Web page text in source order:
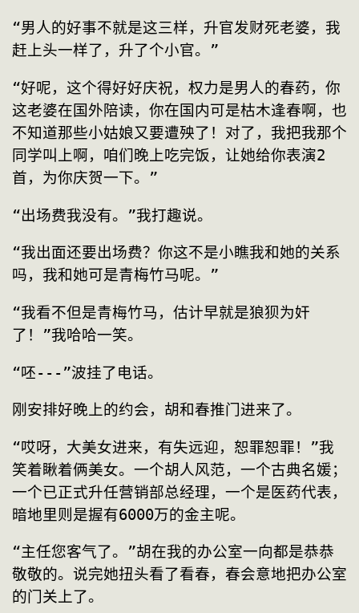
“男人的好事不就是这三样，升官发财死老婆，我
赶上头一样了，升了个小官。”
“好呢，这个得好好庆祝，权力是男人的春药，你
这老婆在国外陪读，你在国内可是枯木逢春啊，也
不知道那些小姑娘又要遭殃了！对了，我把我那个
同学叫上啊，咱们晚上吃完饭，让她给你表演2
首，为你庆贺一下。”
“出场费我没有。”我打趣说。
“我出面还要出场费？你这不是小瞧我和她的关系
吗，我和她可是青梅竹马呢。”
“我看不但是青梅竹马，估计早就是狼狈为奸
了！”我哈哈一笑。
“呸---”波挂了电话。
刚安排好晚上的约会，胡和春推门进来了。
“哎呀，大美女进来，有失远迎，恕罪恕罪！”我
笑着瞅着俩美女。一个胡人风范，一个古典名媛；
一个已正式升任营销部总经理，一个是医药代表，
暗地里则是握有6000万的金主呢。
“主任您客气了。”胡在我的办公室一向都是恭恭
敬敬的。说完她扭头看了看春，春会意地把办公室
的门关上了。